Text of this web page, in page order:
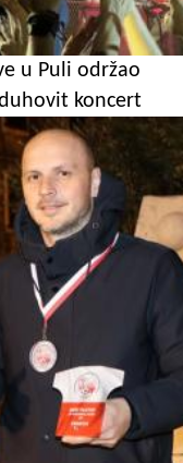
u Puli održao
koncert